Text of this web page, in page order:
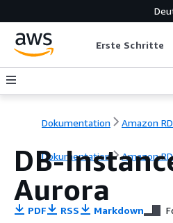
Erste Schritte
Dokumentation Amazon
Dokumentation Amazon
DB-
Aurora
PDF RSS Markdown